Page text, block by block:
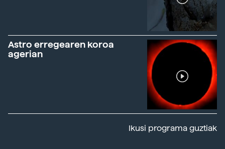
Astro erregearen koroa
agerian
Ikusi programa guztiak